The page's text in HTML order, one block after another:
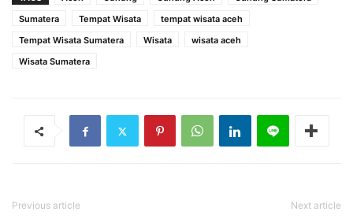
Sumatera
Tempat Wisata
tempat wisata aceh
Tempat Wisata Sumatera
Wisata
wisata aceh
Wisata Sumatera
Previous article Next article